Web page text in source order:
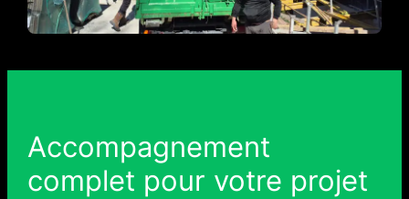
Accompagnement
complet pour votre projet